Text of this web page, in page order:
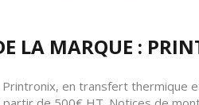
LA MARQUE :
en transfert thermique